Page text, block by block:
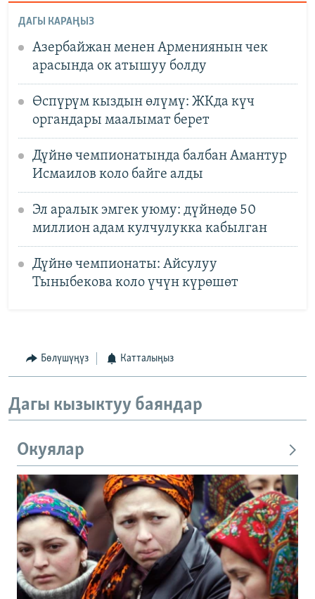
ДАГЫ КАРАҢЫЗ
Азербайжан менен Армениянын чек
арасында ок атышуу болду
Өспүрүм кыздын өлүмү: ЖКда күч
органдары маалымат берет
Дүйнө чемпионатында балбан Амантур
Исмаилов коло байге алды
Эл аралык эмгек уюму: дүйнөдө 50
миллион адам кулчулукка кабылган
Дүйнө чемпионаты: Айсулуу
Тыныбекова коло үчүн күрөшөт
Бөлүшүңүз Катталыңыз
Дагы кызыктуу баяндар
Окуялар